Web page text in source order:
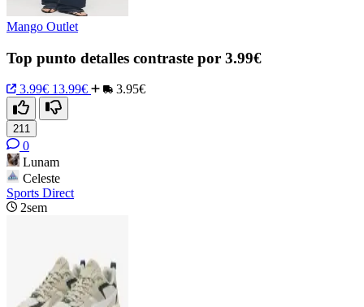
Mango Outlet
Top punto detalles contraste por 3.99€
3.99€ 13.99€ 3.95€
211
0
Lunam
Celeste
Sports Direct
2sem